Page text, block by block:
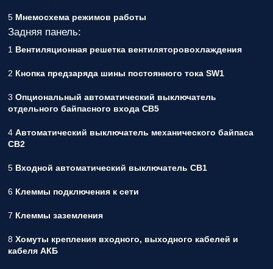
5 Мнемосхема режимов работы
Задняя панель:
1 Вентиляционная решетка вентиляторовохлаждения
2 Кнопка предзаряда шины постоянного тока SW1
3 Опциональный автоматический выключатель
отдельного байпасного входа СВ5
4 Автоматический выключатель механического байпаса
СВ2
5 Входной автоматический выключатель СВ1
6 Клеммы подключения к сети
7 Клеммы заземления
8 Хомуты крепления входного, выходного кабелей и
кабеля АКБ